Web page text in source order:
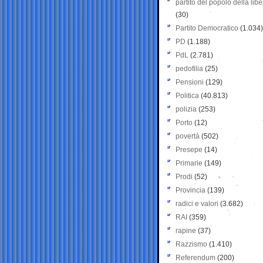
partito del popolo della
(30)
Partito Democratico (1.034)
PD (1.188)
PdL (2.781)
pedofilia (25)
Pensioni (129)
Politica (40.813)
polizia (253)
Porto (12)
povertà (502)
Presepe (14)
Primarie (149)
Prodi (52)
Provincia (139)
radici e valori (3.682)
RAI (359)
rapine (37)
Razzismo (1.410)
Referendum (200)